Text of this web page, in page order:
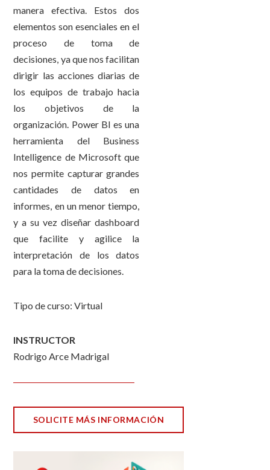
manera efectiva. Estos dos
elementos son esenciales en el
proceso de toma de
decisiones, ya que nos facilitan
dirigir las acciones diarias de
los equipos de trabajo hacia
los objetivos de la
organización. Power BI es una
herramienta del Business
Intelligence de Microsoft que
nos permite capturar grandes
cantidades de datos en
informes, en un menor tiempo,
y a su vez diseñar dashboard
que facilite y agilice la
interpretación de los datos
para la toma de decisiones.
Tipo de curso: Virtual
INSTRUCTOR
Rodrigo Arce Madrigal
SOLICITE MÁS INFORMACIÓN